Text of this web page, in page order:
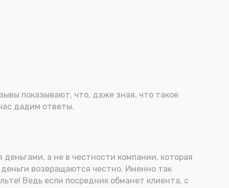
показывают, что, даже зная, что такое
дадим ответы.
а не в честности компании, которая
возвращаются честно. Именно так
Ведь если посредник обманет клиента, с